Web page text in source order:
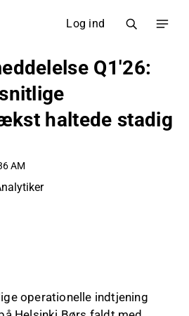
Log ind
Q1'26:
haltede stadig
AM
operationelle indtjening